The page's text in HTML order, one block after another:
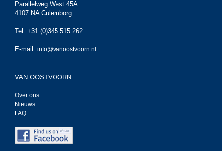
Parallelweg West 45A
4107 NA Culemborg
Tel. +31 (0)345 515 262
E-mail: info@vanoostvoorn.nl
VAN OOSTVOORN
Over ons
Nieuws
FAQ